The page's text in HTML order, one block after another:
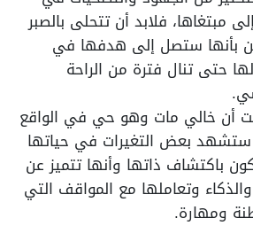
مبتغاها، فلابد أن تتحلى بالصبر
بأنها ستصل إلى هدفها في
حتى تنال فترة من الراحة
أن خالي مات وهو حي في الواقع
ستشهد بعض التغيرات في حياتها
باكتشاف ذاتها وأنها تتميز عن
وتعاملها مع المواقف التي
ومهارة.